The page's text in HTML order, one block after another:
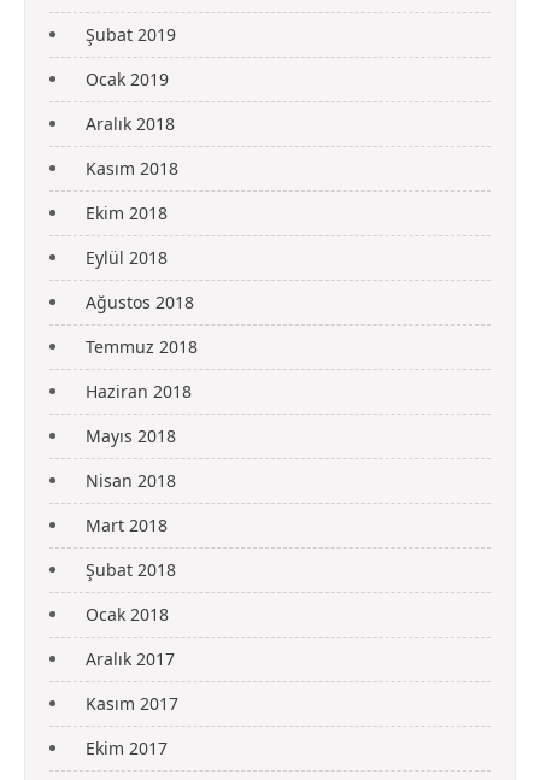
Şubat 2019
Ocak 2019
Aralık 2018
Kasım 2018
Ekim 2018
Eylül 2018
Ağustos 2018
Temmuz 2018
Haziran 2018
Mayıs 2018
Nisan 2018
Mart 2018
Şubat 2018
Ocak 2018
Aralık 2017
Kasım 2017
Ekim 2017